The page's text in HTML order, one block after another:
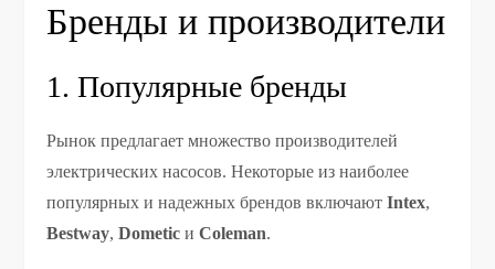
Бренды и производители
1. Популярные бренды
Рынок предлагает множество производителей
электрических насосов. Некоторые из наиболее
популярных и надежных брендов включаютIntex,
Bestway,Dometic иColeman.